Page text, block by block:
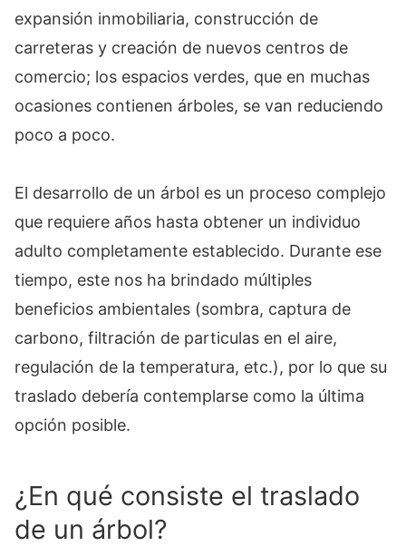
expansión inmobiliaria, construcción de
carreteras y creación de nuevos centros de
comercio; los espacios verdes, que en muchas
ocasiones contienen árboles, se van reduciendo
poco a poco.
El desarrollo de un árbol es un proceso complejo
que requiere años hasta obtener un individuo
adulto completamente establecido. Durante ese
tiempo, este nos ha brindado múltiples
beneficios ambientales (sombra, captura de
carbono, filtración de particulas en el aire,
regulación de la temperatura, etc.), por lo que su
traslado debería contemplarse como la última
opción posible.
¿En qué consiste el traslado
de un árbol?